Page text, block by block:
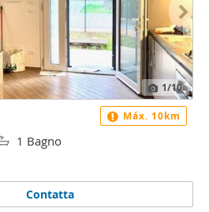
1/10
1 Bagno
Contatta
Máx. 10km